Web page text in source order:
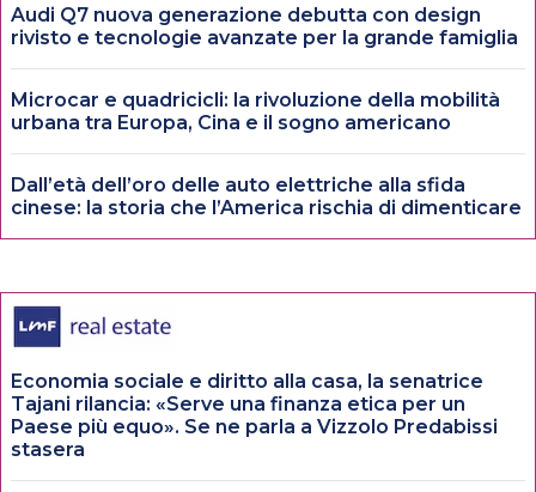
Audi Q7 nuova generazione debutta con design
rivisto e tecnologie avanzate per la grande famiglia
Microcar e quadricicli: la rivoluzione della mobilità
urbana tra Europa, Cina e il sogno americano
Dall’età dell’oro delle auto elettriche alla sfida
cinese: la storia che l’America rischia di dimenticare
Economia sociale e diritto alla casa, la senatrice
Tajani rilancia: «Serve una finanza etica per un
Paese più equo». Se ne parla a Vizzolo Predabissi
stasera